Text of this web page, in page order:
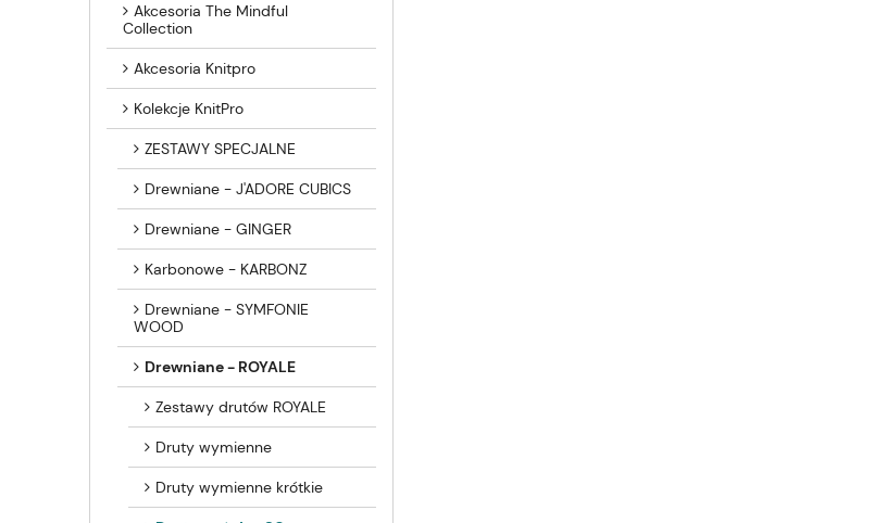
Akcesoria The Mindful
Collection
Akcesoria Knitpro
Kolekcje KnitPro
ZESTAWY SPECJALNE
Drewniane - J'ADORE CUBICS
Drewniane - GINGER
Karbonowe - KARBONZ
Drewniane - SYMFONIE
WOOD
Drewniane - ROYALE
Zestawy drutów ROYALE
Druty wymienne
Druty wymienne krótkie